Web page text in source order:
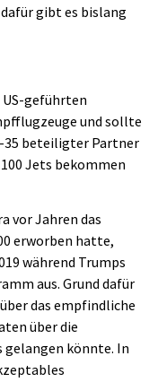
gibt es bislang
US-geführten
und sollte
35 beteiligter Partner
Jets bekommen
vor Jahren das
erworben hatte,
während Trumps
aus. Grund dafür
das empfindliche
über die
könnte. In